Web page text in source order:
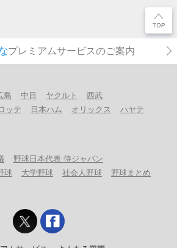
プレミアムサービスのご案内
島 中日 ヤクルト
西武
ッテ 日本ハム オリックス
ハヤテ
野球日本代表 侍ジャパン
球 大学野球 社会人野球 野球まとめ